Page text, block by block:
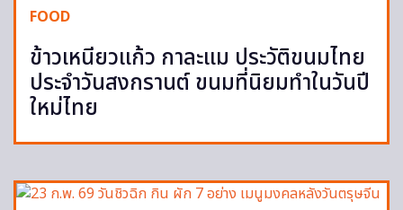
FOOD
ข้าวเหนียวแก้ว กาละแม ประวัติขนมไทย
ประจำวันสงกรานต์ ขนมที่นิยมทำในวันปี
ใหม่ไทย